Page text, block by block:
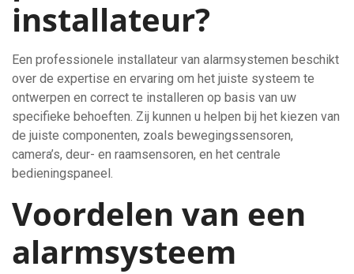
installateur?
Een professionele installateur van alarmsystemen beschikt
over de expertise en ervaring om het juiste systeem te
ontwerpen en correct te installeren op basis van uw
specifieke behoeften. Zij kunnen u helpen bij het kiezen van
de juiste componenten, zoals bewegingssensoren,
camera’s, deur- en raamsensoren, en het centrale
bedieningspaneel.
Voordelen van een
alarmsysteem